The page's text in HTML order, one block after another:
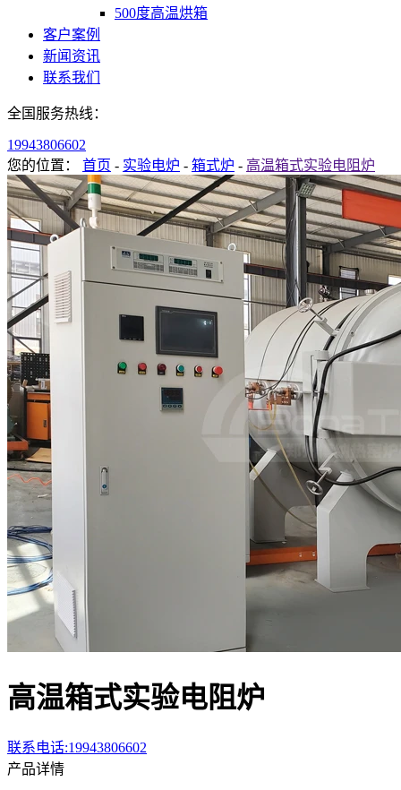
500度高温烘箱
客户案例
新闻资讯
联系我们
全国服务热线：
19943806602
您的位置： 首页 - 实验电炉 - 箱式炉 - 高温箱式实验电阻炉
高温箱式实验电阻炉
联系电话:19943806602
产品详情